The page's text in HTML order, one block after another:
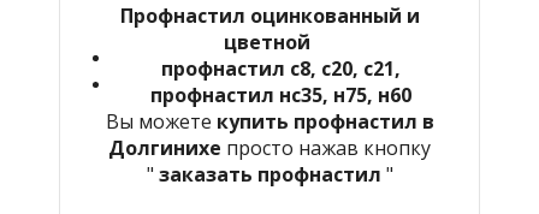
Профнастил оцинкованный и
цветной
профнастил с8, с20, с21,
профнастил нс35, н75, н60
Вы можете купить профнастил в
Долгинихе просто нажав кнопку
" заказать профнастил "